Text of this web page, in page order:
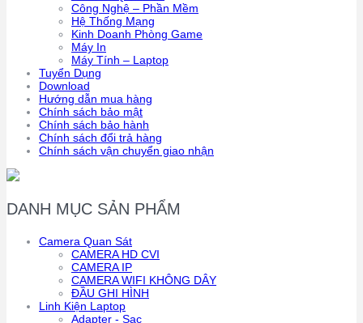
Công Nghệ – Phần Mềm
Hệ Thống Mạng
Kinh Doanh Phòng Game
Máy In
Máy Tính – Laptop
Tuyển Dụng
Download
Hướng dẫn mua hàng
Chính sách bảo mật
Chính sách bảo hành
Chính sách đổi trả hàng
Chính sách vận chuyển giao nhận
DANH MỤC SẢN PHẨM
Camera Quan Sát
CAMERA HD CVI
CAMERA IP
CAMERA WIFI KHÔNG DÂY
ĐẦU GHI HÌNH
Linh Kiện Laptop
Adapter - Sạc